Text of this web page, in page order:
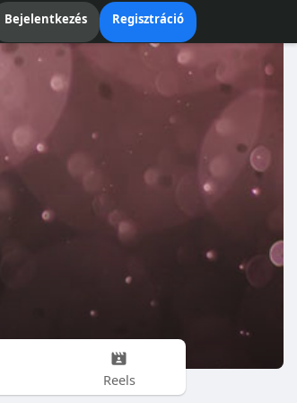
Bejelentkezés Regisztráció
Reels